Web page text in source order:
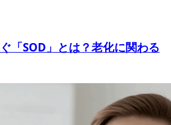
「SOD」とは？老化に関わる